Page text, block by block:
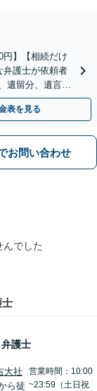
円】【相続だけ
弁護士が依頼者
遺留分、遺言書
表を見る
お問い合わせ
でした
弁護士
大社
ら徒
営業時間：10:00
~23:59（土日祝